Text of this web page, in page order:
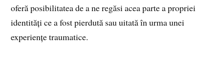
oferă posibilitatea de a ne regăsi acea parte a propriei
identități ce a fost pierdută sau uitată în urma unei
experiențe traumatice.